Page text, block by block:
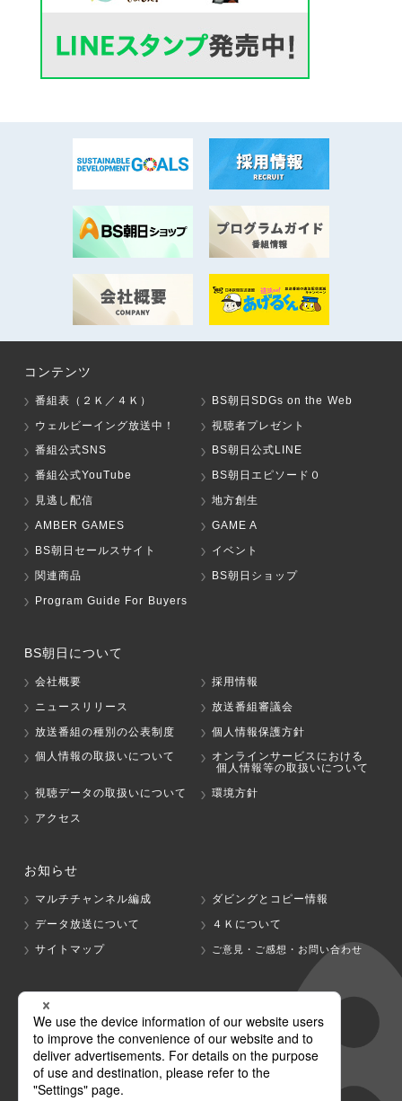
コンテンツ
番組表（２Ｋ／４Ｋ）
BS朝日SDGs on the Web
ウェルビーイング放送中！
視聴者プレゼント
番組公式SNS
BS朝日公式LINE
番組公式YouTube
BS朝日エピソード０
見逃し配信
地方創生
AMBER GAMES
GAME A
BS朝日セールスサイト
イベント
関連商品
BS朝日ショップ
Program Guide For Buyers
BS朝日について
会社概要
採用情報
ニュースリリース
放送番組審議会
放送番組の種別の公表制度
個人情報保護方針
個人情報の取扱いについて
オンラインサービスにおける
個人情報等の取扱いについて
視聴データの取扱いについて
環境方針
アクセス
お知らせ
マルチチャンネル編成
ダビングとコピー情報
データ放送について
４Ｋについて
サイトマップ
ご意見・ご感想・お問い合わせ
グループ会社
テレビ朝日 テレ朝チャンネル